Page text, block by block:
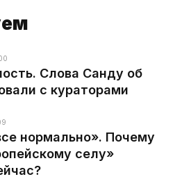
Слова Санду об
с кураторами
нормально». Почему
селу»